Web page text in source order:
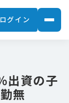
ログイン
出資の子
無